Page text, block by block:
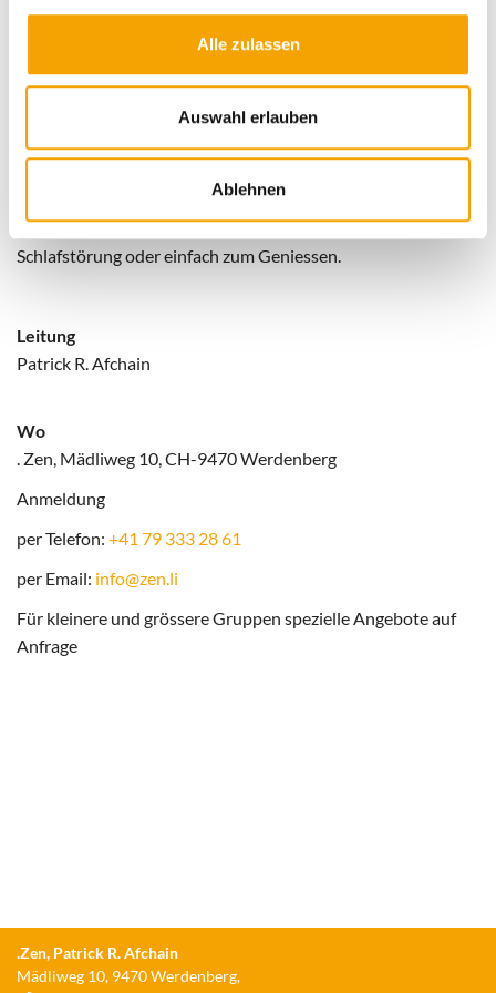
Alle zulassen
Auswahl erlauben
Ablehnen
Klangschale, Regenstab,
Ocean- Dream, Tambura, Japanische Harfe und Gesang.
Entspannung von Körper, Geist und Seele.
Die Klang-Meditation ist geeignet bei Unruhe, Stress,
Schlafstörung oder einfach zum Geniessen.
Leitung
Patrick R. Afchain
Wo
. Zen, Mädliweg 10, CH-9470 Werdenberg
Anmeldung
per Telefon: +41 79 333 28 61
per Email: info@zen.li
Für kleinere und grössere Gruppen spezielle Angebote auf
Anfrage
.Zen, Patrick R. Afchain
Mädliweg 10, 9470Werdenberg,